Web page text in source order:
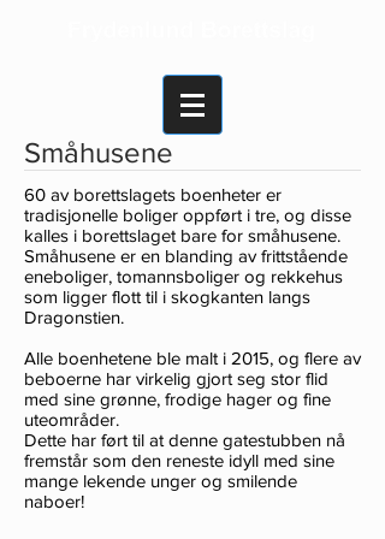
Småhusene
60 av borettslagets boenheter er
tradisjonelle boliger oppført i tre, og disse
kalles i borettslaget bare for småhusene.
Småhusene er en blanding av frittstående
eneboliger, tomannsboliger og rekkehus
som ligger flott til i skogkanten langs
Dragonstien.
Alle boenhetene ble malt i 2015, og flere av
beboerne har virkelig gjort seg stor flid
med sine grønne, frodige hager og fine
uteområder.
Dette har ført til at denne gatestubben nå
fremstår som den reneste idyll med sine
mange lekende unger og smilende
naboer!